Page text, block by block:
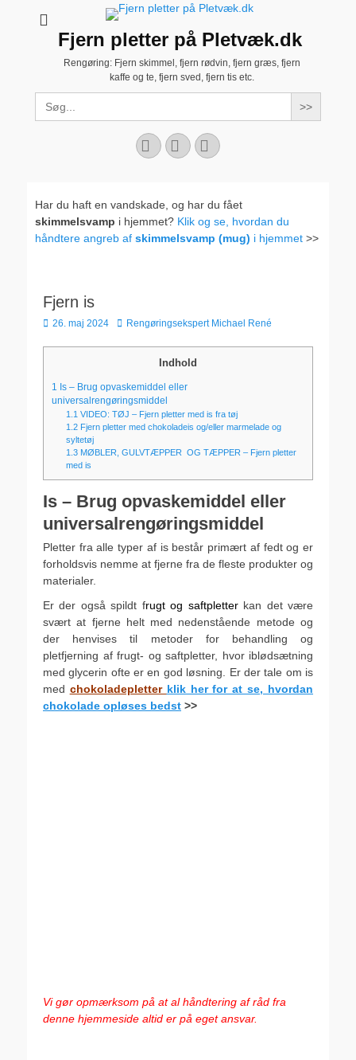
Fjern pletter på Pletvæk.dk
Rengøring: Fjern skimmel, fjern rødvin, fjern græs, fjern
kaffe og te, fjern sved, fjern tis etc.
Search
for:
Facebook
YouTubeInstagram
Har du haft en vandskade, og har du fået
skimmelsvamp i hjemmet? Klik og se, hvordan du
håndtere angreb af skimmelsvamp (mug) i hjemmet >>
Fjern is
Udgivet
26. maj 2024 Forfatter
Rengøringsekspert Michael René
Indhold
1 Is – Brug opvaskemiddel eller
universalrengøringsmiddel
1.1 VIDEO: TØJ – Fjern pletter med is fra tøj
1.2Fjern pletter med chokoladeis og/eller marmelade og
syltetøj
1.3MØBLER, GULVTÆPPER OG TÆPPER – Fjern pletter
med is
Is – Brug opvaskemiddel eller
universalrengøringsmiddel
Pletter fra alle typer af is består primært af fedt og er
forholdsvis nemme at fjerne fra de fleste produkter og
materialer.
Er der også spildt frugt og saftpletterkan det være
svært at fjerne helt med nedenstående metode og
der henvises til metoder for behandling og
pletfjerning af frugt- og saftpletter, hvor iblødsætning
med glycerin ofte er en god løsning. Er der tale om is
med chokoladepletter klik her for at se, hvordan
chokolade opløses bedst >>
Vi gør opmærksom på at al håndtering af råd fra
denne hjemmeside altid er på eget ansvar.